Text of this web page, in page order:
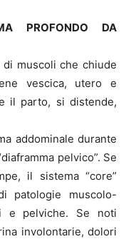
PROFONDO DA
muscoli che chiude
vescica, utero e
il parto, si distende,
addominale durante
pelvico”. Se
il sistema “core”
patologie muscolo-
e pelviche. Se noti
involontarie, dolori